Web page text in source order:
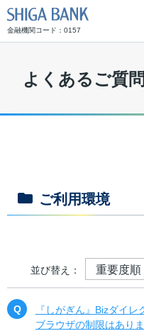
金融機関コード：0157
よくあるご質問
ご利用環境
並び替え：
『しがぎん』Bizダイ
ブラウザの制限はあり